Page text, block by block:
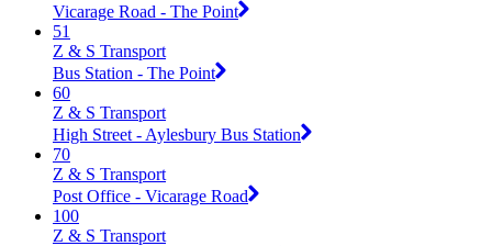
Vicarage Road - The Point
51
Z & S Transport
Bus Station - The Point
60
Z & S Transport
High Street - Aylesbury Bus Station
70
Z & S Transport
Post Office - Vicarage Road
100
Z & S Transport